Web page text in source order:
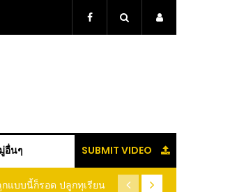
อื่นๆ SUBMIT VIDEO
แบบนี้ก็รอด ปลูกทุเรียน
(คลิป) วิธีแก้พัดลมคอหัก ซ่